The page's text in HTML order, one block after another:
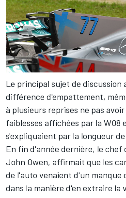
Le principal sujet de discussion
différence d'empattement,
à plusieurs reprises ne pas
faiblesses affichées par la W08
s'expliquaient par la longueur
En fin d'année dernière, le chef
John Owen, affirmait que les
de l'auto venaient d'un manque
dans la manière d'en extraire la